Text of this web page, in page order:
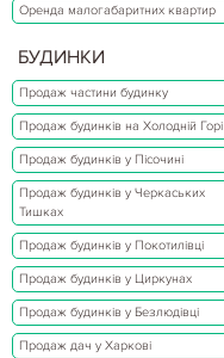
Оренда малогабаритних квартир
БУДИНКИ
Продаж частини будинку
Продаж будинків на Холодній Горі
Продаж будинків у Пісочині
Продаж будинків у Черкаських
Тишках
Продаж будинків у Покотилівці
Продаж будинків у Циркунах
Продаж будинків у Безлюдівці
Продаж дач у Харкові